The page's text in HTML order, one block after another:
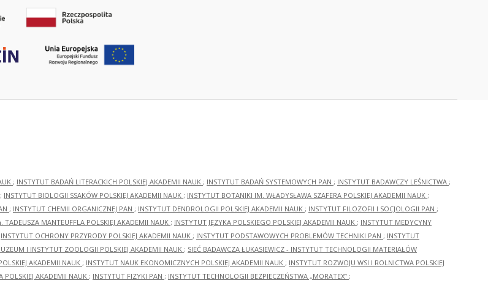
; INSTYTUT BADAŃ LITERACKICH POLSKIEJ AKADEMII NAUK ; INSTYTUT BADAŃ SYSTEMOWYCH PAN ; INSTYTUT BADAWCZY LEŚNICTWA ;
; INSTYTUT BIOLOGII SSAKÓW POLSKIEJ AKADEMII NAUK ; INSTYTUT BOTANIKI IM. WŁADYSŁAWA SZAFERA POLSKIEJ AKADEMII NAUK ;
; INSTYTUT CHEMII ORGANICZNEJ PAN ; INSTYTUT DENDROLOGII POLSKIEJ AKADEMII NAUK ; INSTYTUT FILOZOFII I SOCJOLOGII PAN ;
MANTEUFFLA POLSKIEJ AKADEMII NAUK ; INSTYTUT JĘZYKA POLSKIEGO POLSKIEJ AKADEMII NAUK ; INSTYTUT MEDYCYNY
INSTYTUT OCHRONY PRZYRODY POLSKIEJ AKADEMII NAUK ; INSTYTUT PODSTAWOWYCH PROBLEMÓW TECHNIKI PAN ; INSTYTUT
I INSTYTUT ZOOLOGII POLSKIEJ AKADEMII NAUK ; SIEĆ BADAWCZA ŁUKASIEWICZ - INSTYTUT TECHNOLOGII MATERIAŁÓW
AKADEMII NAUK ; INSTYTUT NAUK EKONOMICZNYCH POLSKIEJ AKADEMII NAUK ; INSTYTUT ROZWOJU WSI I ROLNICTWA POLSKIEJ
POLSKIEJ AKADEMII NAUK ; INSTYTUT FIZYKI PAN ; INSTYTUT TECHNOLOGII BEZPIECZEŃSTWA „MORATEX” ;